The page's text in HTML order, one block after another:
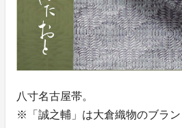
八寸名古屋帯。
※「誠之輔」は大倉織物のブラン